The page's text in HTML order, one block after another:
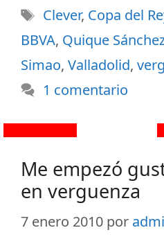
Clever, Copa del
BBVA, Quique
Simao, Valladolid,
1 comentario
Me empezó
en verguenza
7 enero 2010 por